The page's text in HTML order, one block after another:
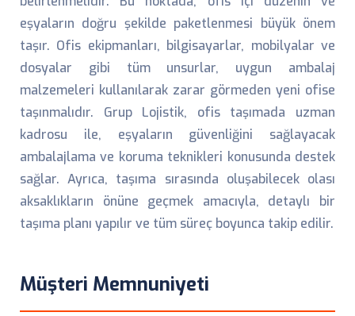
eşyaların doğru şekilde paketlenmesi büyük önem
taşır. Ofis ekipmanları, bilgisayarlar, mobilyalar ve
dosyalar gibi tüm unsurlar, uygun ambalaj
malzemeleri kullanılarak zarar görmeden yeni ofise
taşınmalıdır. Grup Lojistik, ofis taşımada uzman
kadrosu ile, eşyaların güvenliğini sağlayacak
ambalajlama ve koruma teknikleri konusunda destek
sağlar. Ayrıca, taşıma sırasında oluşabilecek olası
aksaklıkların önüne geçmek amacıyla, detaylı bir
taşıma planı yapılır ve tüm süreç boyunca takip edilir.
Müşteri Memnuniyeti